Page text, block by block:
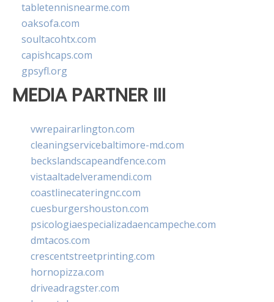
tabletennisnearme.com
oaksofa.com
soultacohtx.com
capishcaps.com
gpsyfl.org
MEDIA PARTNER III
vwrepairarlington.com
cleaningservicebaltimore-md.com
beckslandscapeandfence.com
vistaaltadelveramendi.com
coastlinecateringnc.com
cuesburgershouston.com
psicologiaespecializadaencampeche.com
dmtacos.com
crescentstreetprinting.com
hornopizza.com
driveadragster.com